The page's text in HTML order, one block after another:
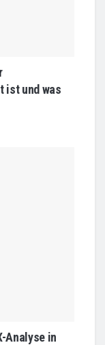
ist und was
Analyse in